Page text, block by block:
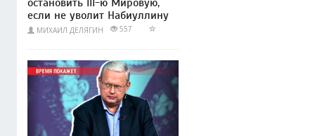
остановить III-ю Мировую,
если не уволит Набиуллину
МИХАИЛ ДЕЛЯГИН 557